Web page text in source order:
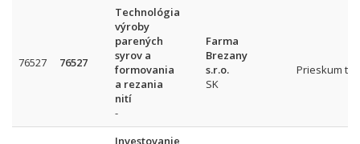
76527 76527
Technológia
výroby
parených
syrov a
formovania
a rezania
nití
-
Farma
Brezany
s.r.o.
SK
Prieskum
Investovanie